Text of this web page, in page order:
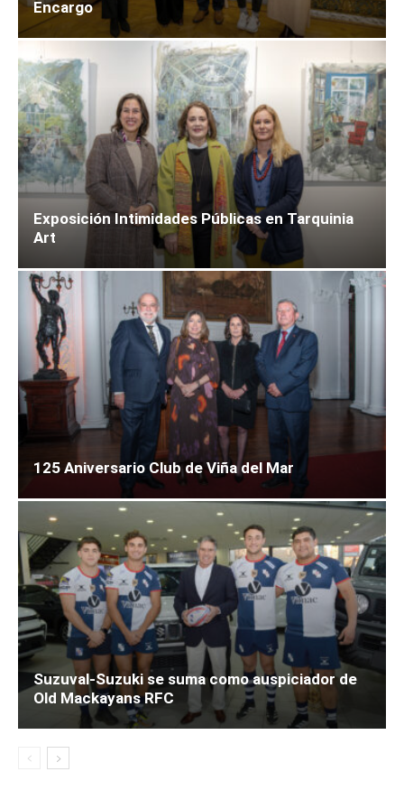
Encargo
Exposición Intimidades Públicas en Tarquinia
Art
125 Aniversario Club de Viña del Mar
Suzuval-Suzuki se suma como auspiciador de
Old Mackayans RFC